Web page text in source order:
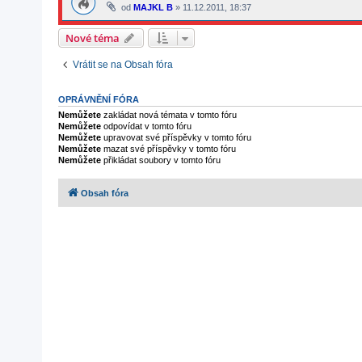
od MAJKL B » 11.12.2011, 18:37
Nové téma
Vrátit se na Obsah fóra
OPRÁVNĚNÍ FÓRA
Nemůžete zakládat nová témata v tomto fóru
Nemůžete odpovídat v tomto fóru
Nemůžete upravovat své příspěvky v tomto fóru
Nemůžete mazat své příspěvky v tomto fóru
Nemůžete přikládat soubory v tomto fóru
Obsah fóra